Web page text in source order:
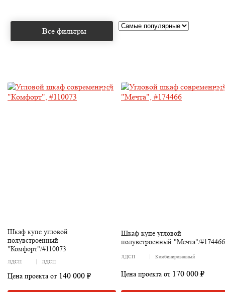
Все фильтры
Шкаф купе угловой
полувстроенный
"Комфорт"/#110073
ЛДСП ЛДСП
Цена проекта от 140 000 ₽
Шкаф купе угловой
полувстроенный "Мечта"/#174466
ЛДСП Комбинированный
Цена проекта от 170 000 ₽